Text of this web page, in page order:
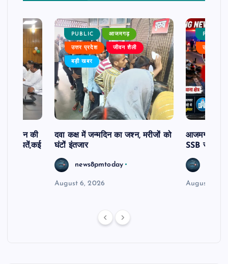
की
शिकायतें,कई
PUBLIC आजमगढ़
उत्तर प्रदेश जीवन शैली
बड़ी खबर
दवा कक्ष में जन्मदिन का जश्न, मरीजों को
घंटों इंतजार
news8pmtoday
August 6, 2026
PUBLIC
उत्तर
आजमगढ़
SSB सुबेदार
August 6,